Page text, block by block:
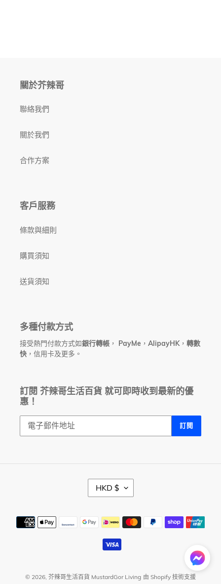
關於芥辣哥
聯絡我們
關於我們
合作方案
客戶服務
條款與細則
購買須知
送貨須知
多種付款方式
接受熱門付款方式如銀行轉帳 ， PayMe ， AlipayHK ， 轉數
快 ，信用卡及更多。
訂閱 芥辣哥生活百貨 就可即時收到最新的優
惠！
訂閱
幣
別
HKD $
付
款
方
式
© 2026, 芥辣哥生活百貨 MustardGor Living 由 Shopify 技術支援